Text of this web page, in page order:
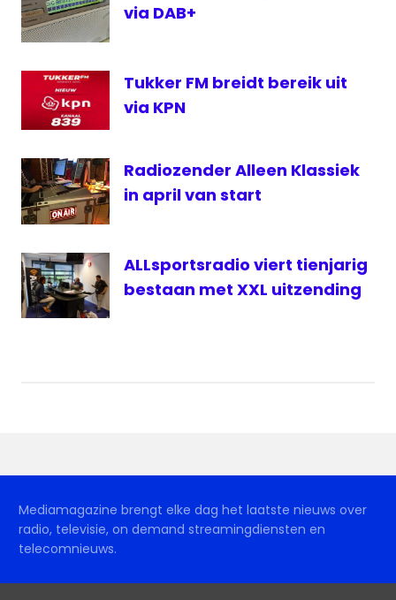
toekomst
YPCA
via DAB+
Tukker FM breidt bereik uit
via KPN
Radiozender Alleen Klassiek
in april van start
ALLsportsradio viert tienjarig
bestaan met XXL uitzending
Mediamagazine brengt elke dag het laatste nieuws over
radio, televisie, on demand streamingdiensten en
telecomnieuws.